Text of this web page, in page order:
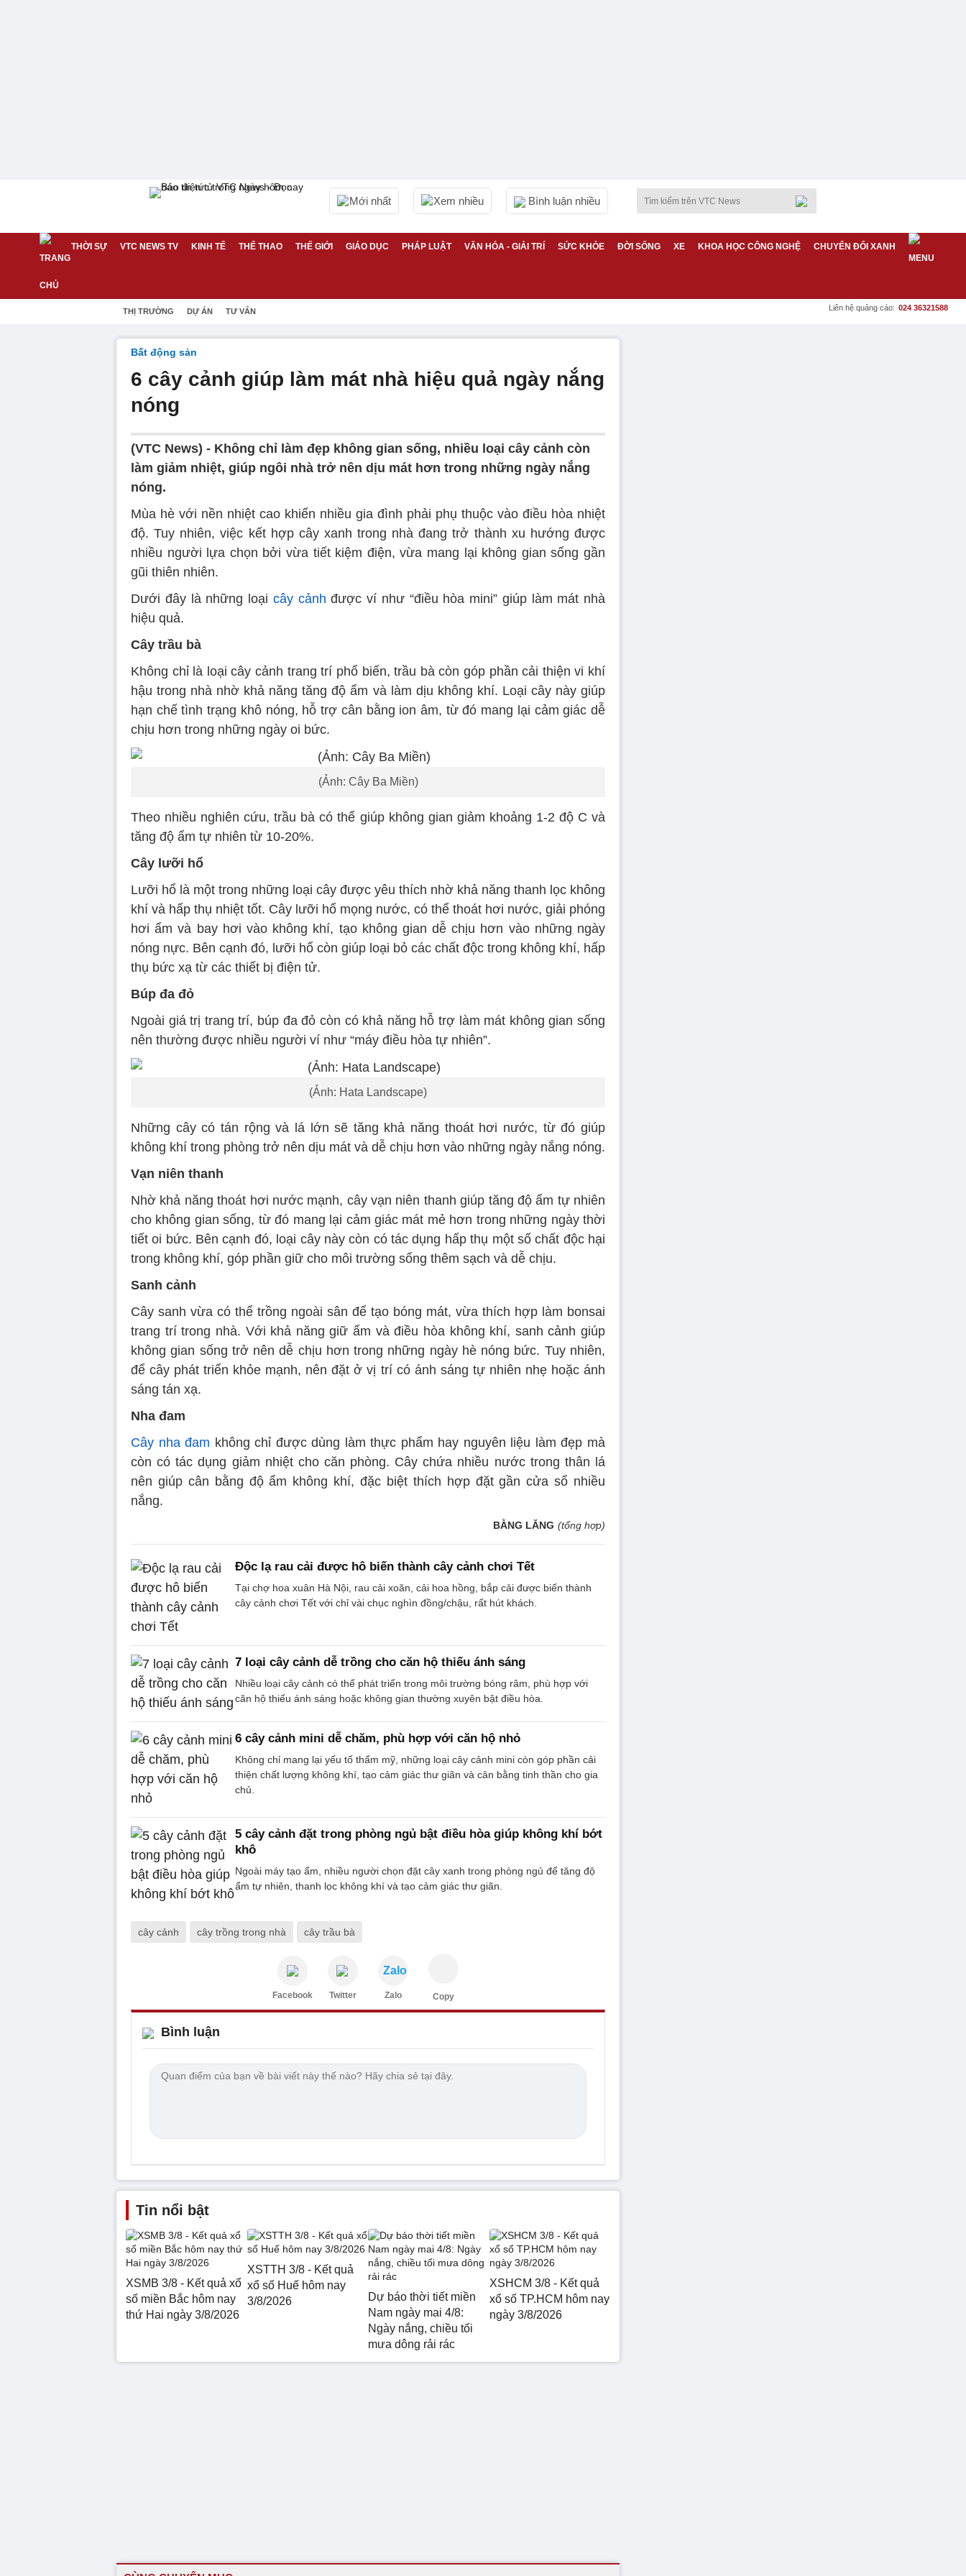
Mới nhất Xem nhiều Bình luận nhiều
THỜI SỰ VTC NEWS TV KINH TẾ THỂ THAO THẾ GIỚI GIÁO DỤC PHÁP LUẬT VĂN HÓA - GIẢI TRÍ SỨC KHỎE ĐỜI SỐNG XE KHOA HỌC CÔNG NGHỆ CHUYỂN ĐỔI XANH
THỊ TRƯỜNG DỰ ÁN TƯ VẤN Liên hệ quảng cáo: 024 36321588
Bất động sản
6 cây cảnh giúp làm mát nhà hiệu quả ngày nắng
nóng
(VTC News) - Không chỉ làm đẹp không gian sống, nhiều loại cây cảnh còn
làm giảm nhiệt, giúp ngôi nhà trở nên dịu mát hơn trong những ngày nắng
nóng.
Mùa hè với nền nhiệt cao khiến nhiều gia đình phải phụ thuộc vào điều hòa nhiệt
độ. Tuy nhiên, việc kết hợp cây xanh trong nhà đang trở thành xu hướng được
nhiều người lựa chọn bởi vừa tiết kiệm điện, vừa mang lại không gian sống gần
gũi thiên nhiên.
Dưới đây là những loại cây cảnh được ví như “điều hòa mini” giúp làm mát nhà
hiệu quả.
Cây trầu bà
Không chỉ là loại cây cảnh trang trí phổ biến, trầu bà còn góp phần cải thiện vi khí
hậu trong nhà nhờ khả năng tăng độ ẩm và làm dịu không khí. Loại cây này giúp
hạn chế tình trạng khô nóng, hỗ trợ cân bằng ion âm, từ đó mang lại cảm giác dễ
chịu hơn trong những ngày oi bức.
(Ảnh: Cây Ba Miền)
Theo nhiều nghiên cứu, trầu bà có thể giúp không gian giảm khoảng 1-2 độ C và
tăng độ ẩm tự nhiên từ 10-20%.
Cây lưỡi hổ
Lưỡi hổ là một trong những loại cây được yêu thích nhờ khả năng thanh lọc không
khí và hấp thụ nhiệt tốt. Cây lưỡi hổ mọng nước, có thể thoát hơi nước, giải phóng
hơi ẩm và bay hơi vào không khí, tạo không gian dễ chịu hơn vào những ngày
nóng nực. Bên cạnh đó, lưỡi hổ còn giúp loại bỏ các chất độc trong không khí, hấp
thụ bức xạ từ các thiết bị điện tử.
Búp đa đỏ
Ngoài giá trị trang trí, búp đa đỏ còn có khả năng hỗ trợ làm mát không gian sống
nên thường được nhiều người ví như “máy điều hòa tự nhiên”.
(Ảnh: Hata Landscape)
Những cây có tán rộng và lá lớn sẽ tăng khả năng thoát hơi nước, từ đó giúp
không khí trong phòng trở nên dịu mát và dễ chịu hơn vào những ngày nắng nóng.
Vạn niên thanh
Nhờ khả năng thoát hơi nước mạnh, cây vạn niên thanh giúp tăng độ ẩm tự nhiên
cho không gian sống, từ đó mang lại cảm giác mát mẻ hơn trong những ngày thời
tiết oi bức. Bên cạnh đó, loại cây này còn có tác dụng hấp thụ một số chất độc hại
trong không khí, góp phần giữ cho môi trường sống thêm sạch và dễ chịu.
Sanh cảnh
Cây sanh vừa có thể trồng ngoài sân để tạo bóng mát, vừa thích hợp làm bonsai
trang trí trong nhà. Với khả năng giữ ẩm và điều hòa không khí, sanh cảnh giúp
không gian sống trở nên dễ chịu hơn trong những ngày hè nóng bức. Tuy nhiên,
để cây phát triển khỏe mạnh, nên đặt ở vị trí có ánh sáng tự nhiên nhẹ hoặc ánh
sáng tán xạ.
Nha đam
Cây nha đam không chỉ được dùng làm thực phẩm hay nguyên liệu làm đẹp mà
còn có tác dụng giảm nhiệt cho căn phòng. Cây chứa nhiều nước trong thân lá
nên giúp cân bằng độ ẩm không khí, đặc biệt thích hợp đặt gần cửa sổ nhiều
nắng.
BẰNG LĂNG (tổng hợp)
Độc lạ rau cải được hô biến thành cây cảnh chơi Tết
Tại chợ hoa xuân Hà Nội, rau cải xoăn, cải hoa hồng, bắp cải được biến thành
cây cảnh chơi Tết với chỉ vài chục nghìn đồng/chậu, rất hút khách.
7 loại cây cảnh dễ trồng cho căn hộ thiếu ánh sáng
Nhiều loại cây cảnh có thể phát triển trong môi trường bóng râm, phù hợp với
căn hộ thiếu ánh sáng hoặc không gian thường xuyên bật điều hòa.
6 cây cảnh mini dễ chăm, phù hợp với căn hộ nhỏ
Không chỉ mang lại yếu tố thẩm mỹ, những loại cây cảnh mini còn góp phần cải
thiện chất lượng không khí, tạo cảm giác thư giãn và cân bằng tinh thần cho gia
chủ.
5 cây cảnh đặt trong phòng ngủ bật điều hòa giúp không khí bớt
khô
Ngoài máy tạo ẩm, nhiều người chọn đặt cây xanh trong phòng ngủ để tăng độ
ẩm tự nhiên, thanh lọc không khí và tạo cảm giác thư giãn.
cây cảnh cây trồng trong nhà cây trầu bà
Facebook Twitter
Zalo
Zalo Copy
Bình luận
Tin nổi bật
XSMB 3/8 - Kết quả xổ
số miền Bắc hôm nay
thứ Hai ngày 3/8/2026
XSTTH 3/8 - Kết quả
xổ số Huế hôm nay
3/8/2026
Dự báo thời tiết miền
Nam ngày mai 4/8:
Ngày nắng, chiều tối
mưa dông rải rác
XSHCM 3/8 - Kết quả
xổ số TP.HCM hôm nay
ngày 3/8/2026